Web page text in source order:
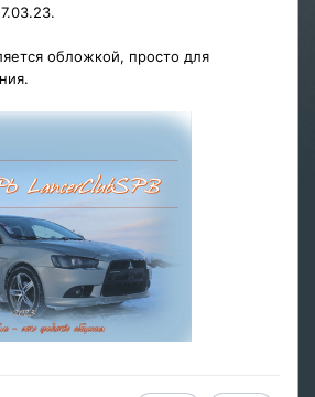
обложкой, просто для